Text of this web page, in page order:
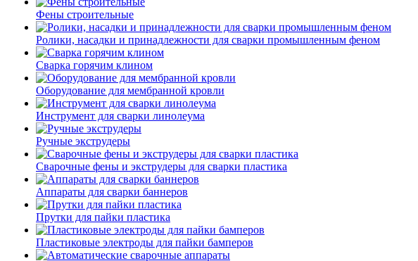
Фены строительные
Ролики, насадки и принадлежности для сварки промышленным феном
Сварка горячим клином
Оборудование для мембранной кровли
Инструмент для сварки линолеума
Ручные экструдеры
Сварочные фены и экструдеры для сварки пластика
Аппараты для сварки баннеров
Прутки для пайки пластика
Пластиковые электроды для пайки бамперов